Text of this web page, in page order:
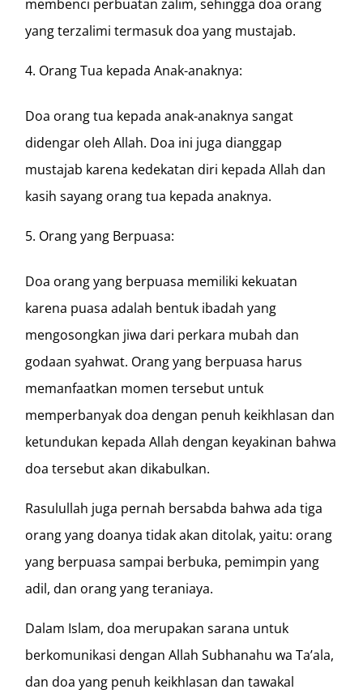
membenci perbuatan zalim, sehingga doa orang
yang terzalimi termasuk doa yang mustajab.
Orang Tua kepada Anak-anaknya:
Doa orang tua kepada anak-anaknya sangat
didengar oleh Allah. Doa ini juga dianggap
mustajab karena kedekatan diri kepada Allah dan
kasih sayang orang tua kepada anaknya.
Orang yang Berpuasa:
Doa orang yang berpuasa memiliki kekuatan
karena puasa adalah bentuk ibadah yang
mengosongkan jiwa dari perkara mubah dan
godaan syahwat. Orang yang berpuasa harus
memanfaatkan momen tersebut untuk
memperbanyak doa dengan penuh keikhlasan dan
ketundukan kepada Allah dengan keyakinan bahwa
doa tersebut akan dikabulkan.
Rasulullah juga pernah bersabda bahwa ada tiga
orang yang doanya tidak akan ditolak, yaitu: orang
yang berpuasa sampai berbuka, pemimpin yang
adil, dan orang yang teraniaya.
Dalam Islam, doa merupakan sarana untuk
berkomunikasi dengan Allah Subhanahu wa Ta’ala,
dan doa yang penuh keikhlasan dan tawakal